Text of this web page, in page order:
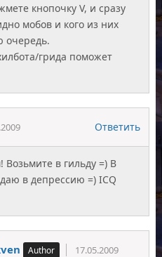
кнопочку V, и сразу
мобов и кого из них
очередь.
грида поможет
Ответить
Возьмите в гильду =) В
в депрессию =) ICQ
17.05.2009